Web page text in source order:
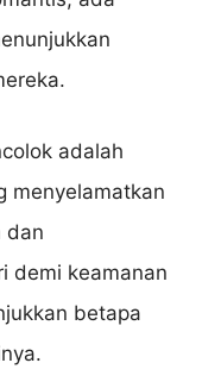
adalah
menyelamatkan
dan
demi keamanan
betapa